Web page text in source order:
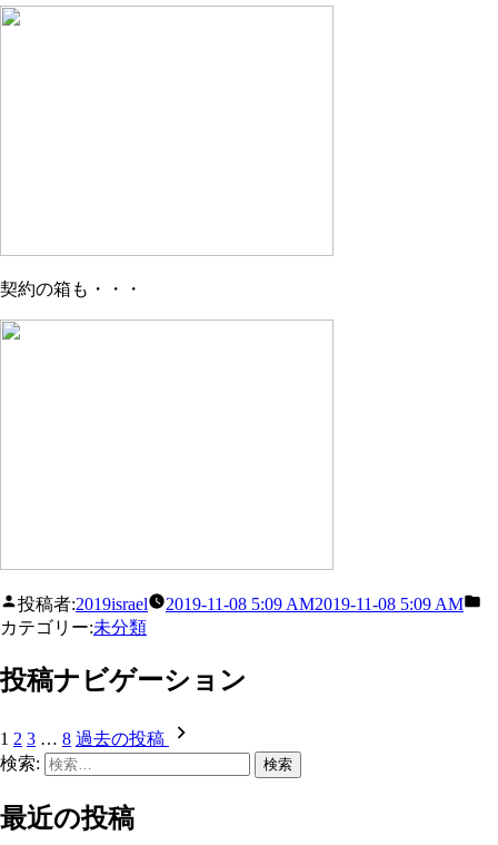
契約の箱も・・・
投稿者:2019israel 2019-11-08 5:09 AM2019-11-08 5:09 AM
カテゴリー:未分類
投稿ナビゲーション
1 2 3 … 8 過去の投稿
検索:
最近の投稿